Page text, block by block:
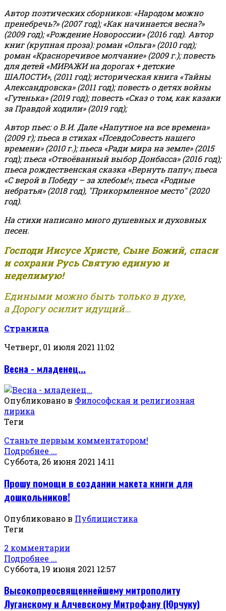
Автор поэтических сборников: «Народом можно
пренебречь?» (2007 год); «Как начинается весна?»
(2009 год); «Рождение Новороссии» (2016 год). Автор
книг (крупная проза): роман «Ольга» (2010 год);
роман «Красноречивое молчание» (2009 г.); повесть
для детей «МИРАЖИ на дорогах + детские
ШАЛОСТИ», (2011 год); историческая книга «Тайны
Александровска» (2011 год); повесть о детях войны
«Гутенька» (2019 год); повесть «Сказ о том, как казаки
за Правдой ходили» (2019 год);
Автор пьес: о В.И. Дале «Напутное на все времена»
(2009 г); пьеса в стихах «ПсевдоСовесть нашего
времени» (2010 г.); пьеса «Ради мира на земле» (2015
год); пьеса «Отвоёванный выбор Донбасса» (2016 год);
пьеса рождественская сказка «Вернуть папу»; пьеса
«С верой в Победу – за хлебом!»;пьеса «Родные
небратья» (2018 год), "Прикормленное место" (2020
год).
На стихи написано много душевных и духовных
песен.
Господи Иисусе Христе, Сыне Божий, спаси
и сохрани Русь Святую единую и
неделимую!
Едиными можно быть только в духе,
а Дорогу осилит идущий...
Страница
Четверг, 01 июля 2021 11:02
Весна - младенец...
Опубликовано в Философская и религиозная
лирика
Теги
Станьте первым комментатором!
Подробнее ...
Суббота, 26 июня 2021 14:11
Прошу помощи в создании макета книги для
дошкольников!
Опубликовано в Публицистика
Теги
2 комментарии
Подробнее ...
Суббота, 19 июня 2021 12:57
Высокопреосвященнейшему митрополиту
Луганскому и Алчевскому Митрофану (Юрчуку)